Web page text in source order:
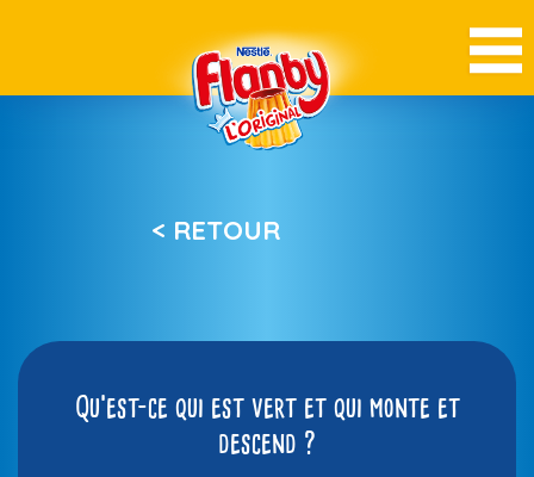
< RETOUR
Qu’est-ce qui est vert et qui monte et
descend ?